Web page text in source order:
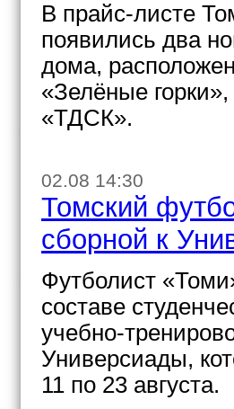
В прайс-листе
появились два
дома,
«Зелёные
«ТДСК».
02.08 14:30
Томский
сборной к
Футболист
составе
учебно-
Универсиады,
11 по 23 августа.